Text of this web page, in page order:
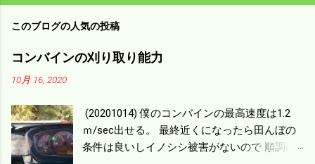
このブログの人気の投稿
コンバインの刈り取り能力
10月 16, 2020
(20201014) 僕のコンバインの最高速度は1.2
ｍ/sec出せる。 最終近くになったら田んぼの
条件は良いしイノシシ被害がないので 順調に